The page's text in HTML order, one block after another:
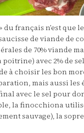
du français n’est que
de viande de
de 70% viande
avec 2% de
à choisir les bon
mais aussi les
avec le sel pour
la finocchiona
sauvage), la